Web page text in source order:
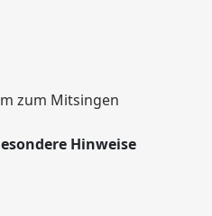
zum Mitsingen
Hinweise